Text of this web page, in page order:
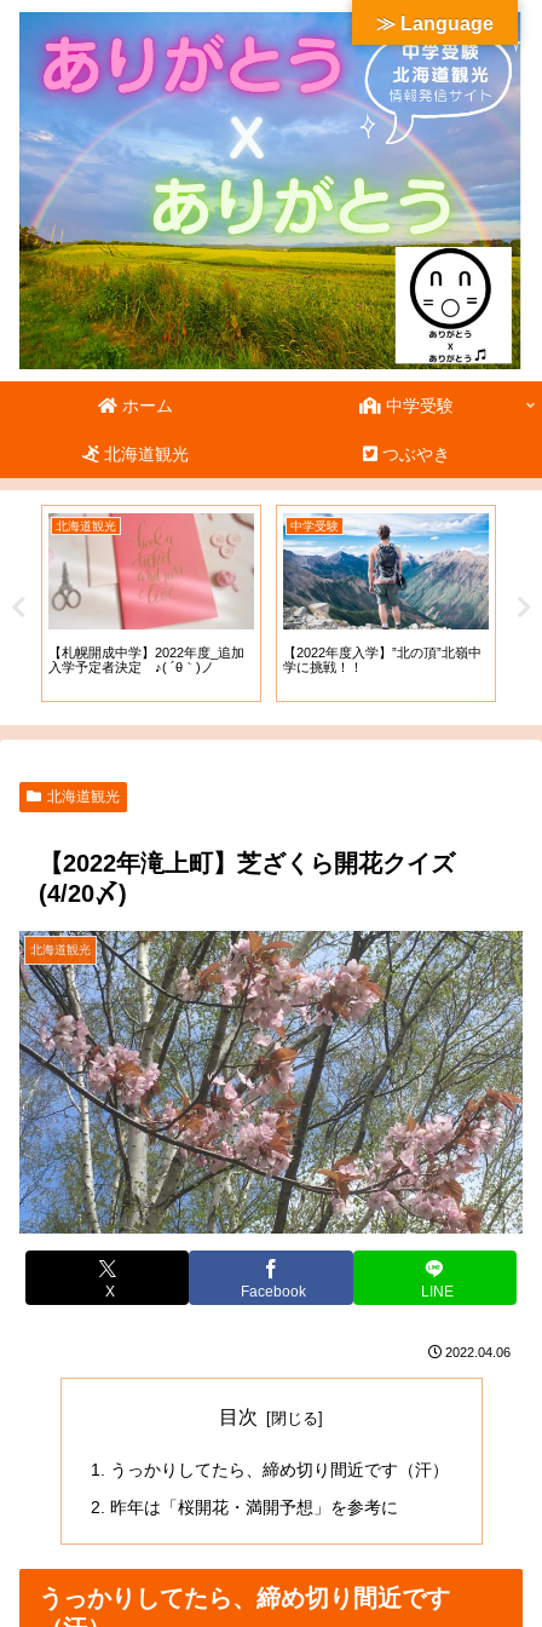
ホーム 中学受験
北海道観光 つぶやき
北海道観光
【札幌開成中学】2022年度_追加
入学予定者決定 ♪( ´θ｀)ノ
中学受験
【2022年度入学】”北の頂”北嶺中
学に挑戦！！
北海道観光
【2022年滝上町】芝ざくら開花クイズ
(4/20〆)
北海道観光
X Facebook LINE
2022.04.06
目次
うっかりしてたら、締め切り間近です（汗）
昨年は「桜開花・満開予想」を参考に
うっかりしてたら、締め切り間近です
≫ Language